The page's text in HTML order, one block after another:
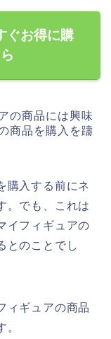
ぐお得に購
の商品には興味
商品を購入を躊
購入する前にネ
。でも、これは
イフィギュアの
とのことでし
ィギュアの商品